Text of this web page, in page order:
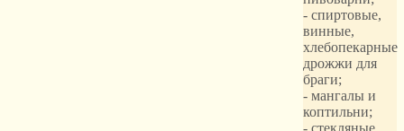
- спиртовые,
винные,
хлебопекарные
дрожжи для
браги;
- мангалы и
коптильни;
- стекляные